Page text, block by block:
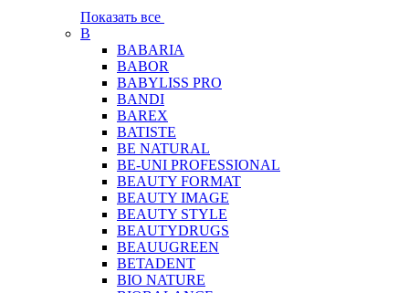
Показать все
B
BABARIA
BABOR
BABYLISS PRO
BANDI
BAREX
BATISTE
BE NATURAL
BE-UNI PROFESSIONAL
BEAUTY FORMAT
BEAUTY IMAGE
BEAUTY STYLE
BEAUTYDRUGS
BEAUUGREEN
BETADENT
BIO NATURE